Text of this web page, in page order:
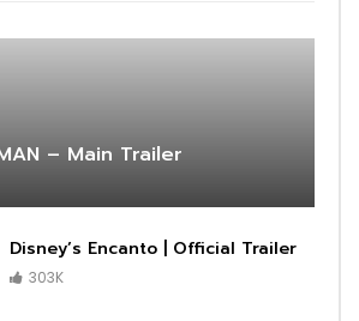
– Main Trailer
Disney’s Encanto | Official Trailer
303K